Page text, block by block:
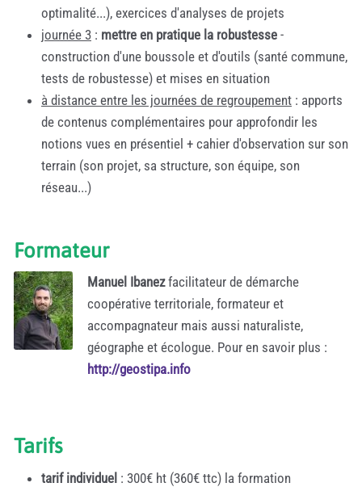
optimalité...), exercices d'analyses de projets
journée 3 : mettre en pratique la robustesse -
construction d'une boussole et d'outils (santé commune,
tests de robustesse) et mises en situation
à distance entre les journées de regroupement : apports
de contenus complémentaires pour approfondir les
notions vues en présentiel + cahier d'observation sur son
terrain (son projet, sa structure, son équipe, son
réseau...)
Formateur
Manuel Ibanezfacilitateur de démarche
coopérative territoriale, formateur et
accompagnateur mais aussi naturaliste,
géographe et écologue. Pour en savoir plus :
http://geostipa.info
Tarifs
tarif individuel : 300€ ht (360€ ttc) la formation